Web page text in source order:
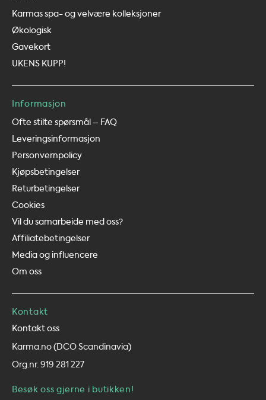
Karmas spa- og velvære kolleksjoner
Økologisk
Gavekort
UKENS KUPP!
Informasjon
Ofte stilte spørsmål – FAQ
Leveringsinformasjon
Personvernpolicy
Kjøpsbetingelser
Returbetingelser
Cookies
Vil du samarbeide med oss?
Affiliatebetingelser
Media og influencere
Om oss
Kontakt
Kontakt oss
Karma.no (DCO Scandinavia)
Org.nr. 919 281 227
Besøk oss gjerne i butikken!